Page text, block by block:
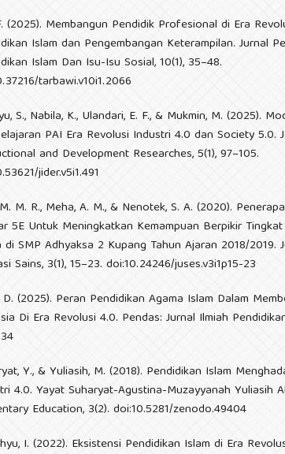
(2025). Membangun Pendidik Profesional di Era
Islam dan Pengembangan Keterampilan. Jurnal
Islam Dan Isu-Isu Sosial, 10(1), 35–48.
tarbawi.v10i1.2066
S., Nabila, K., Ulandari, E. F., & Mukmin, M. (2025).
PAI Era Revolusi Industri 4.0 dan Society 5.0.
and Development Researches, 5(1), 97–105.
jider.v5i1.491
M. R., Meha, A. M., & Nenotek, S. A. (2020).
5E Untuk Meningkatkan Kemampuan Berpikir Tingkat
di SMP Adhyaksa 2 Kupang Tahun Ajaran 2018/2019.
Sains, 3(1), 15–23. doi:10.24246/juses.v3i1p15-23
D. (2025). Peran Pendidikan Agama Islam Dalam
Di Era Revolusi 4.0. Pendas: Jurnal Ilmiah
Y., & Yuliasih, M. (2018). Pendidikan Islam
4.0. Yayat Suharyat-Agustina-Muzayyanah Yuliasih
Education, 3(2). doi:10.5281/zenodo.49404
I. (2022). Eksistensi Pendidikan Islam di Era